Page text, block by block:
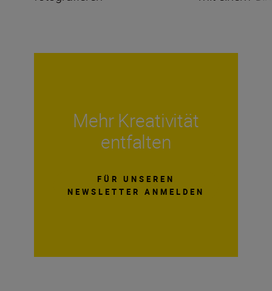
Mehr Kreativität
entfalten
FÜR UNSEREN
NEWSLETTER ANMELDEN